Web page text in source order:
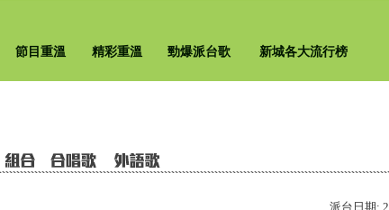
節目重溫 精彩重溫 勁爆派台歌 新城各大流行榜
派台日期: